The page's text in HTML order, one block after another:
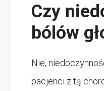
Czy
bólów
Nie,
pacjenci z tą